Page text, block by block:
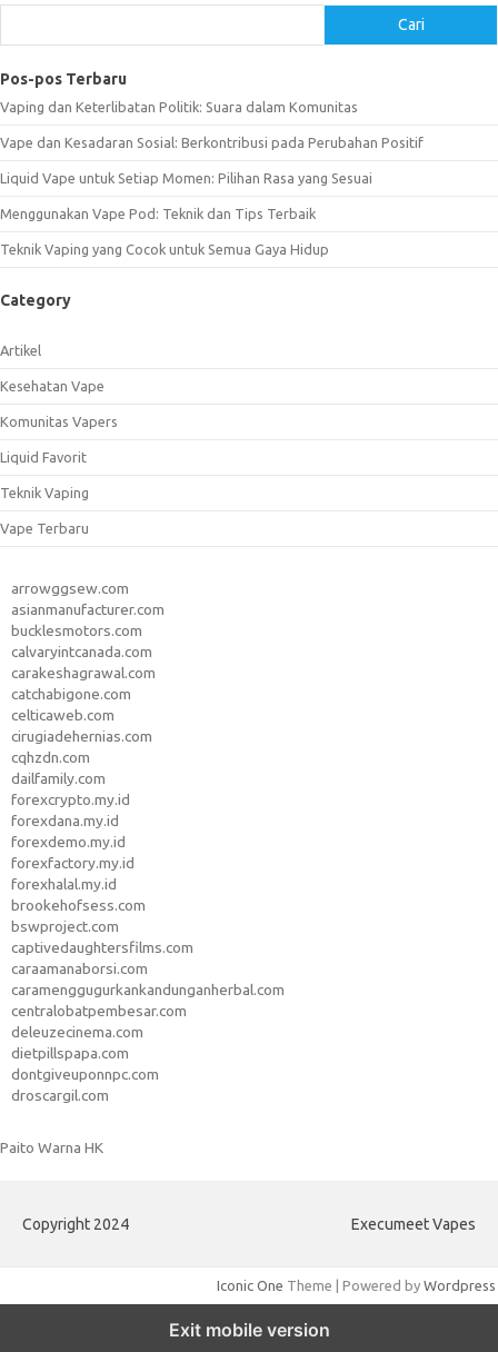
Cari
Pos-pos Terbaru
Vaping dan Keterlibatan Politik: Suara dalam Komunitas
Vape dan Kesadaran Sosial: Berkontribusi pada Perubahan Positif
Liquid Vape untuk Setiap Momen: Pilihan Rasa yang Sesuai
Menggunakan Vape Pod: Teknik dan Tips Terbaik
Teknik Vaping yang Cocok untuk Semua Gaya Hidup
Category
Artikel
Kesehatan Vape
Komunitas Vapers
Liquid Favorit
Teknik Vaping
Vape Terbaru
arrowggsew.com
asianmanufacturer.com
bucklesmotors.com
calvaryintcanada.com
carakeshagrawal.com
catchabigone.com
celticaweb.com
cirugiadehernias.com
cqhzdn.com
dailfamily.com
forexcrypto.my.id
forexdana.my.id
forexdemo.my.id
forexfactory.my.id
forexhalal.my.id
brookehofsess.com
bswproject.com
captivedaughtersfilms.com
caraamanaborsi.com
caramenggugurkankandunganherbal.com
centralobatpembesar.com
deleuzecinema.com
dietpillspapa.com
dontgiveuponnpc.com
droscargil.com
Paito Warna HK
Copyright 2024 Execumeet Vapes
Iconic One Theme | Powered by Wordpress
Exit mobile version